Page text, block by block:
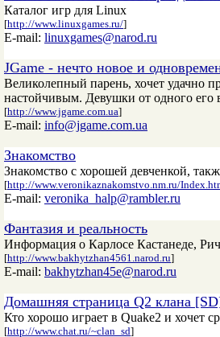
Каталог игр для Linux
[http://www.linuxgames.ru/]
E-mail: linuxgames@narod.ru
JGame - нечто новое и
Великолепный парень, хочет удачно
настойчивым. Девушки от одного его
[http://www.jgame.com.ua]
E-mail: info@jgame.com.ua
Знакомство
Знакомство с хорошей девченкой,
[http://www.veronikaznakomstvo.nm.ru/
E-mail: veronika_halp@rambler.ru
Фантазия и реальность
Информация о Карлосе Кастанеде,
[http://www.bakhytzhan4561.narod.ru]
E-mail: bakhytzhan45e@narod.ru
Домашняя страница Q2 клана
Кто хорошо играет в Quake2 и хочет
[http://www.chat.ru/~clan_sd]